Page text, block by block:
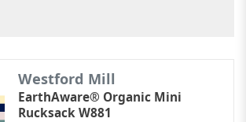
Westford Mill
EarthAware® Organic Mini
Rucksack W881